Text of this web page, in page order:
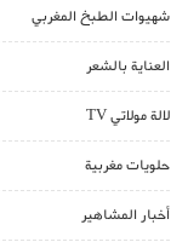
شهيوات الطبخ المغربي
العناية بالشعر
لالة مولاتي TV
حلويات مغربية
أخبار المشاهير